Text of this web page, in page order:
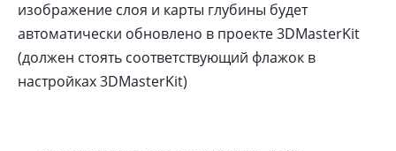
изображение слоя и карты глубины будет
автоматически обновлено в проекте 3DMasterKit
(должен стоять соответствующий флажок в
настройках 3DMasterKit)